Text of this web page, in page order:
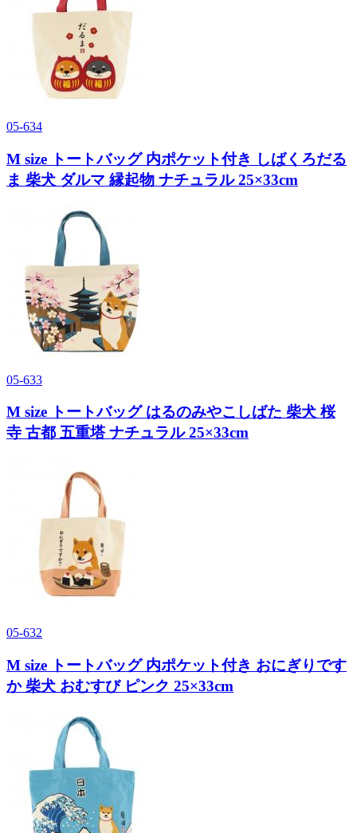
05-634
M size トートバッグ 内ポケット付き しばくろだる
ま 柴犬 ダルマ 縁起物 ナチュラル 25×33cm
05-633
M size トートバッグ はるのみやこしばた 柴犬 桜
寺 古都 五重塔 ナチュラル 25×33cm
05-632
M size トートバッグ 内ポケット付き おにぎりです
か 柴犬 おむすび ピンク 25×33cm